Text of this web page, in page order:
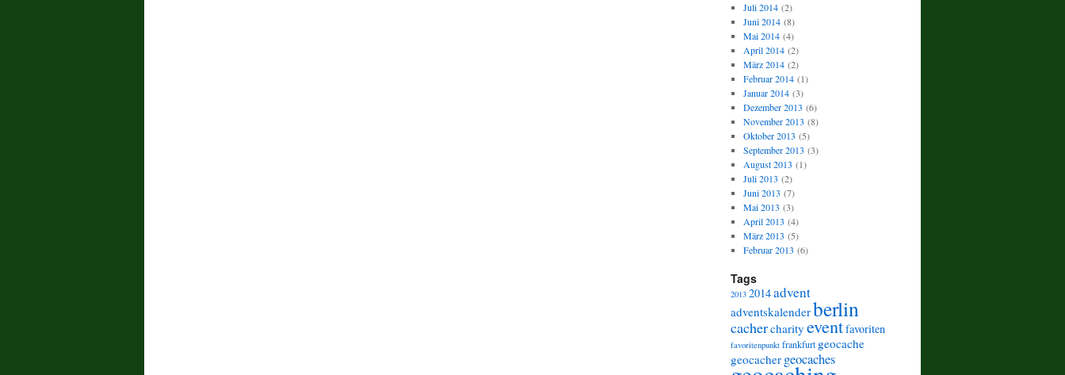
Juli 2014(2)
Juni 2014(8)
Mai 2014(4)
April 2014(2)
März 2014(2)
Februar 2014(1)
Januar 2014(3)
Dezember 2013 (6)
November 2013 (8)
Oktober 2013 (5)
September 2013 (3)
August 2013 (1)
Juli 2013 (2)
Juni 2013 (7)
Mai 2013 (3)
April 2013 (4)
März 2013 (5)
Februar 2013 (6)
Tags
2013 2014advent
adventskalenderberlin
cachercharity eventfavoriten
favoritenpunkt frankfurt geocache
geocacher geocaches